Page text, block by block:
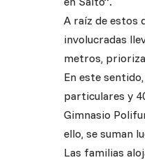
A raíz de estos
involucradas
metros,
En este
particulares y
Gimnasio
ello, se suman
Las familias